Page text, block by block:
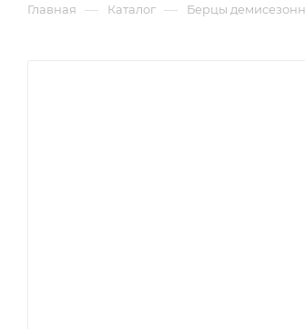
Главная — Каталог — Берцы